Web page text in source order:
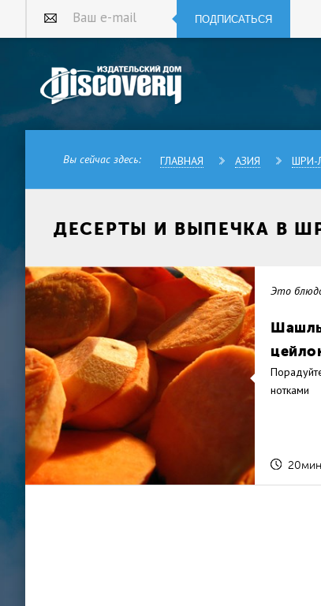
Ваш e-mail ПОДПИСАТЬСЯ
Вы сейчас здесь: ГЛАВНАЯ АЗИЯ ШРИ-
ДЕСЕРТЫ И ВЫПЕЧКА В
Это
нотками